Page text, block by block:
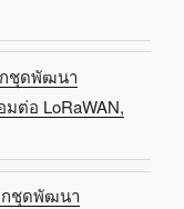
กชุดพัฒนา
มต่อ LoRaWAN,
กชุดพัฒนา